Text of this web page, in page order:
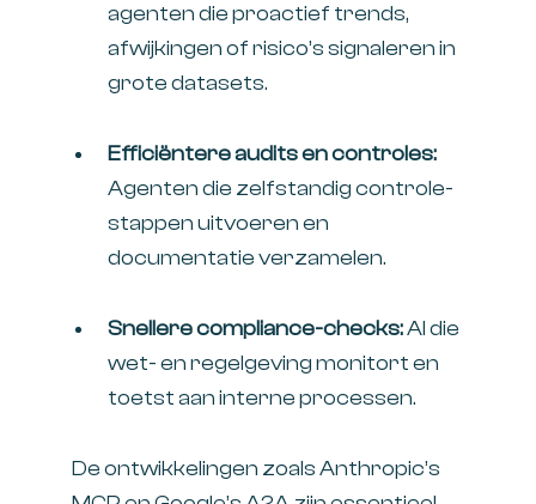
agenten die proactief trends,
afwijkingen of risico’s signaleren in
grote datasets.
Efficiëntere audits en controles:
Agenten die zelfstandig controle-
stappen uitvoeren en
documentatie verzamelen.
Snellere compliance-checks:AI die
wet- en regelgeving monitort en
toetst aan interne processen.
De ontwikkelingen zoals Anthropic’s